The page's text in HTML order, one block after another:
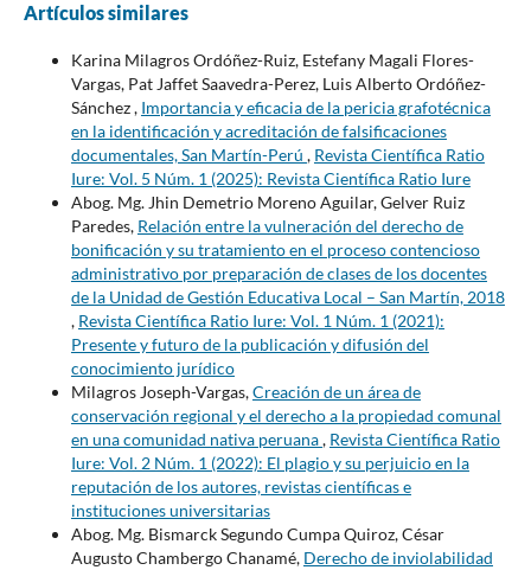
Artículos similares
Karina Milagros Ordóñez-Ruiz, Estefany Magali Flores-
Vargas, Pat Jaffet Saavedra-Perez, Luis Alberto Ordóñez-
Sánchez , Importancia y eficacia de la pericia grafotécnica
en la identificación y acreditación de falsificaciones
documentales, San Martín-Perú , Revista Científica Ratio
Iure: Vol. 5 Núm. 1 (2025): Revista Científica Ratio Iure
Abog. Mg. Jhin Demetrio Moreno Aguilar, Gelver Ruiz
Paredes, Relación entre la vulneración del derecho de
bonificación y su tratamiento en el proceso contencioso
administrativo por preparación de clases de los docentes
de la Unidad de Gestión Educativa Local – San Martín, 2018
, Revista Científica Ratio Iure: Vol. 1 Núm. 1 (2021):
Presente y futuro de la publicación y difusión del
conocimiento jurídico
Milagros Joseph-Vargas,Creación de un área de
conservación regional y el derecho a la propiedad comunal
en una comunidad nativa peruana, Revista Científica Ratio
Iure: Vol. 2 Núm. 1 (2022): El plagio y su perjuicio en la
reputación de los autores, revistas científicas e
instituciones universitarias
Abog. Mg. Bismarck Segundo Cumpa Quiroz, César
Augusto Chambergo Chanamé, Derecho de inviolabilidad